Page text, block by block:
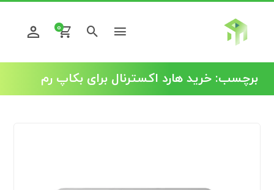
0
برچسب:خرید هارد اکسترنال برای بکاپ رم